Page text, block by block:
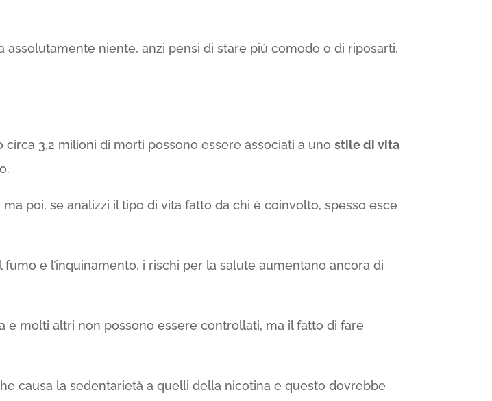
niente, anzi pensi di stare più comodo o di riposarti,
circa 3,2 milioni di morti possono essere associati a unostile di vita
poi, se analizzi il tipo di vita fatto da chi è coinvolto, spesso esce
e l’inquinamento, i rischi per la salute aumentano ancora di
e molti altri non possono essere controllati, ma il fatto di fare
causa la sedentarietà a quelli della nicotina e questo dovrebbe